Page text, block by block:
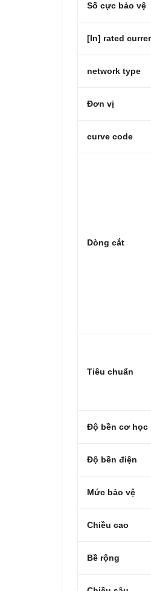
Số cực bảo vệ
[In] rated
network type
Đơn vị
curve code
Dòng cắt
Tiêu chuẩn
Độ bền cơ học
Độ bền điện
Mức bảo vệ
Chiều cao
Bề rộng